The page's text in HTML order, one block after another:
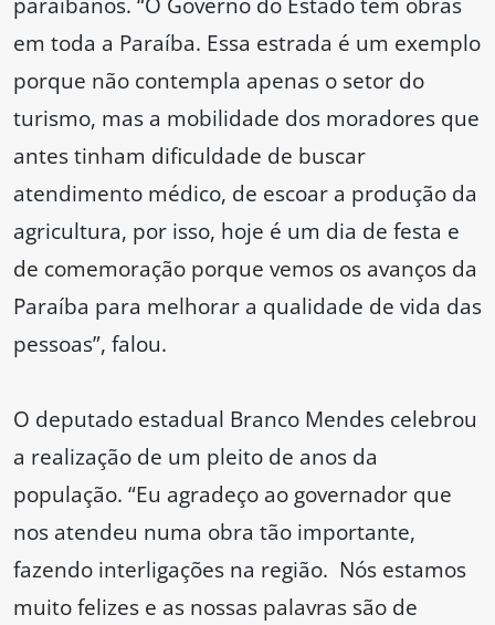
em toda a Paraíba. Essa estrada é um exemplo
porque não contempla apenas o setor do
turismo, mas a mobilidade dos moradores que
antes tinham dificuldade de buscar
atendimento médico, de escoar a produção da
agricultura, por isso, hoje é um dia de festa e
de comemoração porque vemos os avanços da
Paraíba para melhorar a qualidade de vida das
pessoas”, falou.
O deputado estadual Branco Mendes celebrou
a realização de um pleito de anos da
população. “Eu agradeço ao governador que
nos atendeu numa obra tão importante,
fazendo interligações na região. Nós estamos
muito felizes e as nossas palavras são de